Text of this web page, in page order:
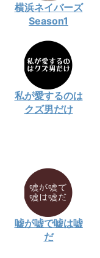
横浜ネイバーズ
Season1
私が愛するのは
クズ男だけ
嘘が嘘で嘘は嘘
だ